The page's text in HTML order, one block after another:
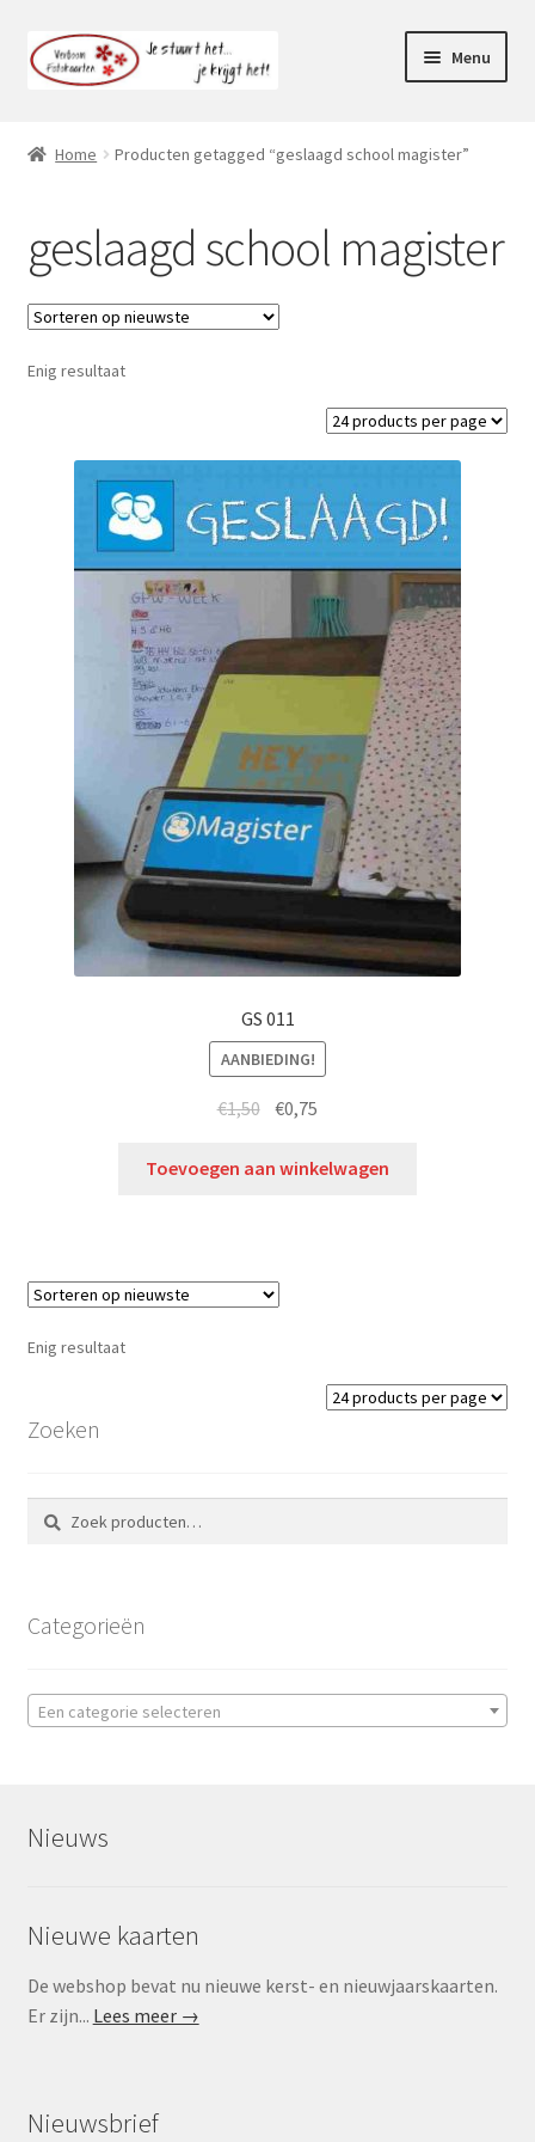
Ga
door
Ga
naar
Menu
Mijn account
Home Producten getagged “geslaagd school magister”
geslaagd school magister
Enig resultaat
GS 011
AANBIEDING!
€1,50 €0,75
Toevoegen aan winkelwagen
Enig resultaat
Zoeken
Zoeken
naar:
Zoeken
Categorieën
Een categorie selecteren
Nieuws
Nieuwe kaarten
De webshop bevat nu nieuwe kerst- en nieuwjaarskaarten.
Er zijn... Lees meer →
Nieuwsbrief